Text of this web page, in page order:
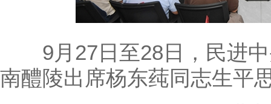
9月27日至28日，民进中
南醴陵出席杨东莼同志生平